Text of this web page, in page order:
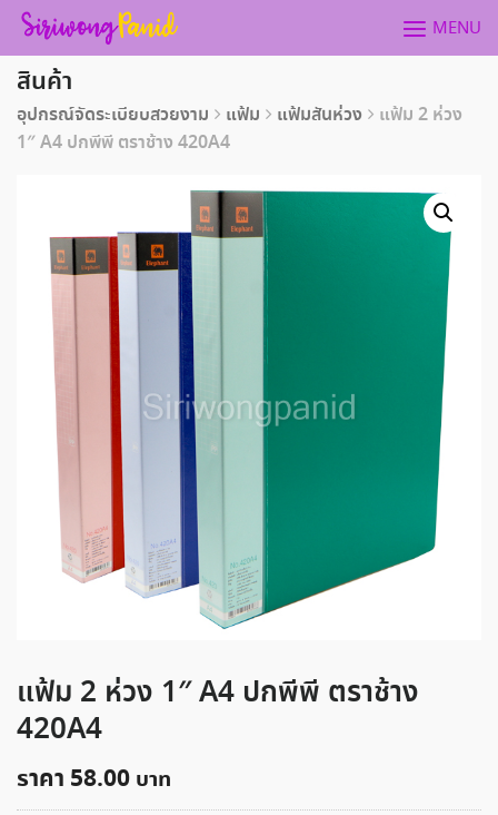
Skip
content
MENU
สินค้า
อุปกรณ์จัดระเบียบสวยงาม แฟ้ม แฟ้มสันห่วง
แฟ้ม 2 ห่วง
1″ A4 ปกพีพี ตราช้าง 420A4
แฟ้ม 2 ห่วง 1″ A4 ปกพีพี ตราช้าง
420A4
ราคา 58.00